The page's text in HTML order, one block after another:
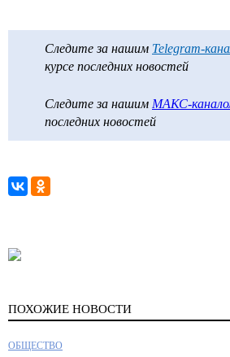
Следите за нашим Telegram-
курсе последних новостей
Следите за нашим МАКС-
последних новостей
ПОХОЖИЕ НОВОСТИ
ОБЩЕСТВО